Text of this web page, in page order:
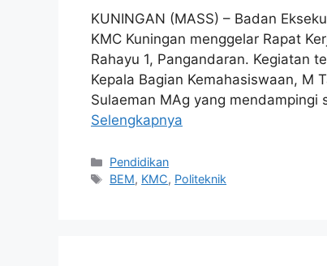
KUNINGAN (MASS) – Badan
KMC Kuningan menggelar Rapat
Rahayu 1, Pangandaran. Kegiatan
Kepala Bagian Kemahasiswaan, M
Sulaeman MAg yang
Selengkapnya
Kategori
Pendidikan
Tag
BEM, KMC, Politeknik